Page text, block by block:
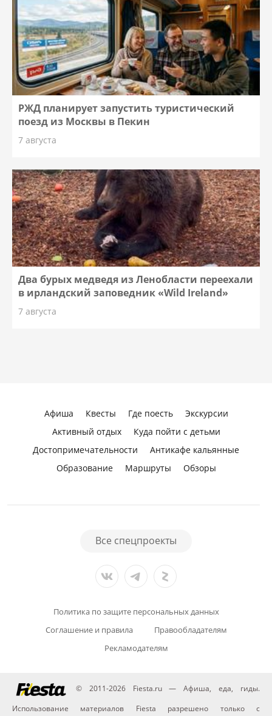
РЖД планирует запустить туристический
поезд из Москвы в Пекин
7 августа
Два бурых медведя из Ленобласти переехали
в ирландский заповедник «Wild Ireland»
7 августа
Афиша Квесты Где поесть
Экскурсии
Активный отдых
Куда пойти с детьми
Достопримечательности
Антикафе кальянные
Образование
Маршруты Обзоры
Все спецпроекты
Политика по защите персональных данных
Соглашение и правила
Правообладателям
Рекламодателям
© 2011-2026 Fiesta.ru — Афиша, еда, гиды.
Использование материалов Fiesta разрешено только с